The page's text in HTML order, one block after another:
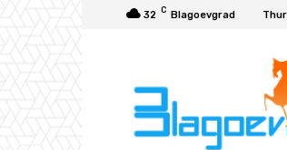
32 C Blagoevgrad